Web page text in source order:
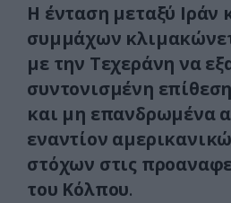
Η ένταση μεταξύ Ιράν
συμμάχων
με την Τεχεράνη να
συντονισμένη
και μη επανδρωμένα
εναντίον
στόχων στις
του Κόλπου.